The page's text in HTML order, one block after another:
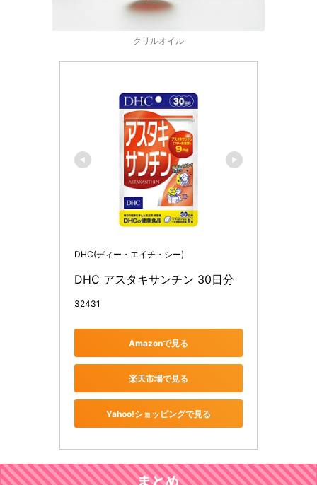
クリルオイル
DHC(ディー・エイチ・シー)
DHC アスタキサンチン 30日分
32431
Amazonで見る
楽天市場で見る
Yahoo!ショッピングで見る